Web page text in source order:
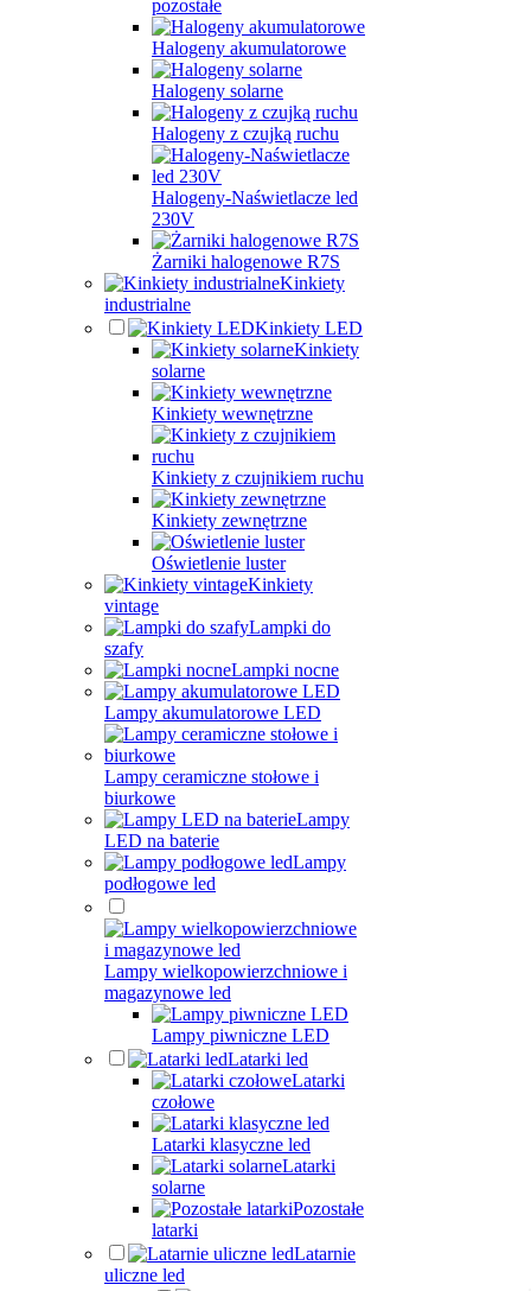
pozostałe
Halogeny akumulatorowe
Halogeny solarne
Halogeny z czujką ruchu
Halogeny-Naświetlacze led
230V
Żarniki halogenowe R7S
Kinkiety
industrialne
Kinkiety LED
Kinkiety
solarne
Kinkiety wewnętrzne
Kinkiety z czujnikiem ruchu
Kinkiety zewnętrzne
Oświetlenie luster
Kinkiety
vintage
Lampki do
szafy
Lampki nocne
Lampy akumulatorowe LED
Lampy ceramiczne stołowe i
biurkowe
Lampy
LED na baterie
Lampy
podłogowe led
Lampy wielkopowierzchniowe i
magazynowe led
Lampy piwniczne LED
Latarki led
Latarki
czołowe
Latarki klasyczne led
Latarki
solarne
Pozostałe
latarki
Latarnie
uliczne led